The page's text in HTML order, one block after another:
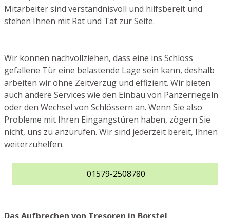
Mitarbeiter sind verständnisvoll und hilfsbereit und
stehen Ihnen mit Rat und Tat zur Seite.
Wir können nachvollziehen, dass eine ins Schloss
gefallene Tür eine belastende Lage sein kann, deshalb
arbeiten wir ohne Zeitverzug und effizient. Wir bieten
auch andere Services wie den Einbau von Panzerriegeln
oder den Wechsel von Schlössern an. Wenn Sie also
Probleme mit Ihren Eingangstüren haben, zögern Sie
nicht, uns zu anzurufen. Wir sind jederzeit bereit, Ihnen
weiterzuhelfen.
01579-2508780